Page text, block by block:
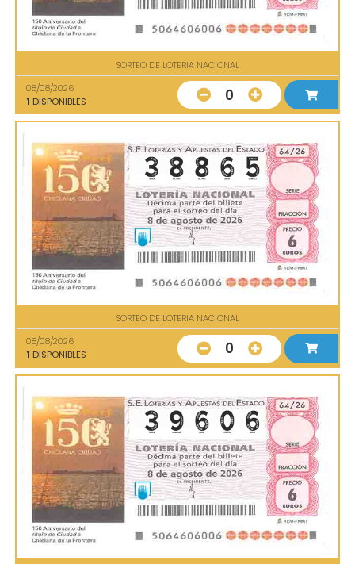
SORTEO DE LOTERIA NACIONAL
08/08/2026
1 DISPONIBLES 0
SORTEO DE LOTERIA NACIONAL
08/08/2026
1 DISPONIBLES 0